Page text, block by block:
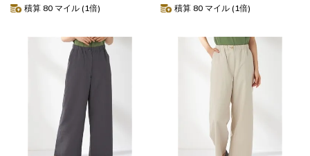
積算 80 マイル (1倍) 積算 80 マイル (1倍)